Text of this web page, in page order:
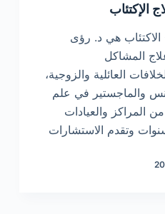
الإكتئاب
هي د. رؤى
المشاكل
العائلية والزوجية،
والماجستير في علم
المراكز والعيادات
تمتلك خبرة 5 سنوات وتقدم الاستشارات